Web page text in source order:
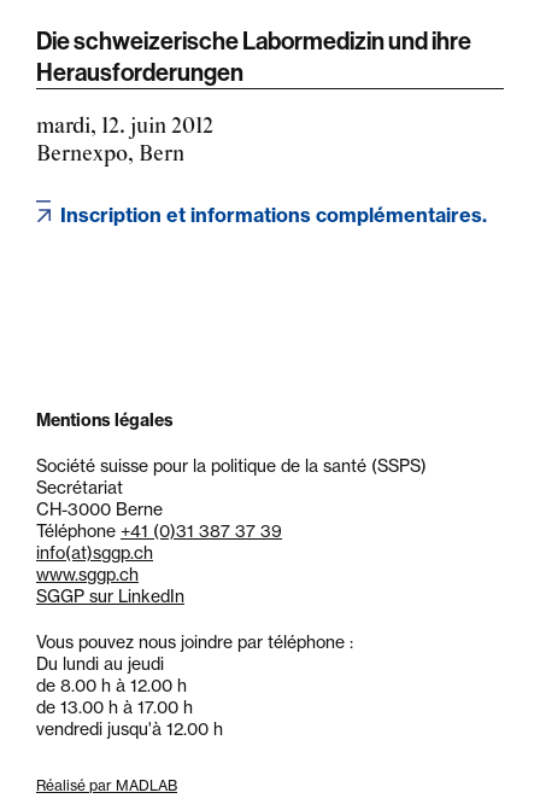
Die schweizerische Labormedizin und ihre
Herausforderungen
mardi, 12. juin 2012
Bernexpo, Bern
Inscription et informations complémentaires.
Mentions légales
Société suisse pour la politique de la santé (SSPS)
Secrétariat
CH-3000 Berne
Téléphone +41 (0)31 387 37 39
info(at)sggp.ch
www.sggp.ch
SGGP sur LinkedIn
Vous pouvez nous joindre par téléphone :
Du lundi au jeudi
de 8.00 h à 12.00 h
de 13.00 h à 17.00 h
vendredi jusqu'à 12.00 h
Réalisé par MADLAB